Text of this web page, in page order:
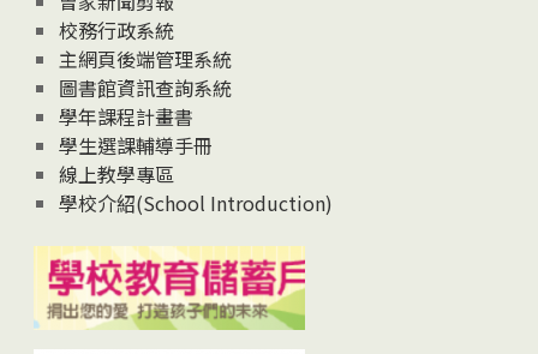
校務行政系統
主網頁後端管理系統
圖書館資訊查詢系統
學年課程計畫書
學生選課輔導手冊
線上教學專區
學校介紹(School Introduction)